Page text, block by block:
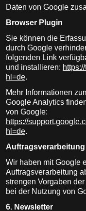
Daten von Google
Browser Plugin
Sie können die
durch Google
folgenden Link
und installieren:
hl=de.
Mehr Informationen
Google Analytics
von Google:
https://
hl=de.
Auftragsverarbeitung
Wir haben mit Google
Auftragsverarbeitung
strengen Vorgaben
bei der Nutzung von
6. Newsletter